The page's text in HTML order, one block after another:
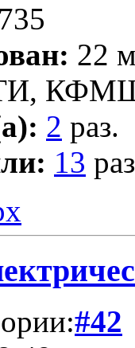
735
22
2 раз.
13
#42